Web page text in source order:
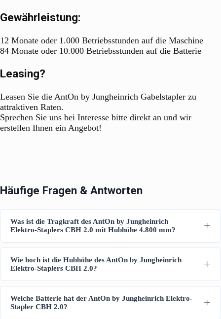
Gewährleistung:
12 Monate oder 1.000 Betriebsstunden auf die Maschine
84 Monate oder 10.000 Betriebsstunden auf die Batterie
Leasing?
Leasen Sie die AntOn by Jungheinrich Gabelstapler zu
attraktiven Raten.
Sprechen Sie uns bei Interesse bitte direkt an und wir
erstellen Ihnen ein Angebot!
Häufige Fragen & Antworten
Was ist die Tragkraft des AntOn by Jungheinrich
Elektro-Staplers CBH 2.0 mit Hubhöhe 4.800 mm?
Wie hoch ist die Hubhöhe des AntOn by Jungheinrich
Elektro-Staplers CBH 2.0?
Welche Batterie hat der AntOn by Jungheinrich Elektro-
Stapler CBH 2.0?